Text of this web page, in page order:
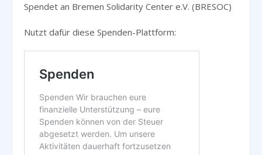
Spendet an Bremen Solidarity Center e.V. (BRESOC)
Nutzt dafür diese Spenden-Plattform: